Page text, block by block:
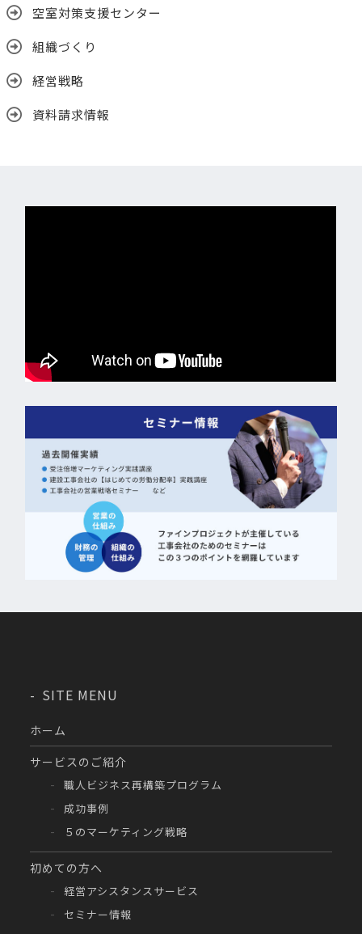
空室対策支援センター
組織づくり
経営戦略
資料請求情報
SITE MENU
ホーム
サービスのご紹介
職人ビジネス再構築プログラム
成功事例
５のマーケティング戦略
初めての方へ
経営アシスタンスサービス
セミナー情報